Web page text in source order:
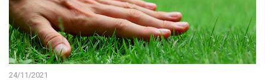
24/11/2021